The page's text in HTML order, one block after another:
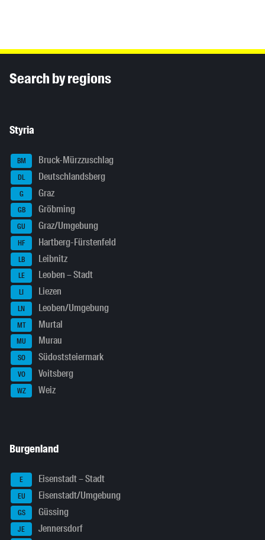
Search by regions
Styria
BM Bruck-Mürzzuschlag
DL Deutschlandsberg
G Graz
GB Gröbming
GU Graz/Umgebung
HF Hartberg-Fürstenfeld
LB Leibnitz
LE Leoben – Stadt
LI Liezen
LN Leoben/Umgebung
MT Murtal
MU Murau
SO Südoststeiermark
VO Voitsberg
WZ Weiz
Burgenland
E Eisenstadt – Stadt
EU Eisenstadt/Umgebung
GS Güssing
JE
Jennersdorf